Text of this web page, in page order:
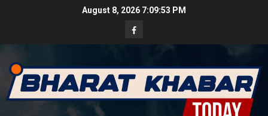
August 8, 2026 7:09:55 PM
Facebook